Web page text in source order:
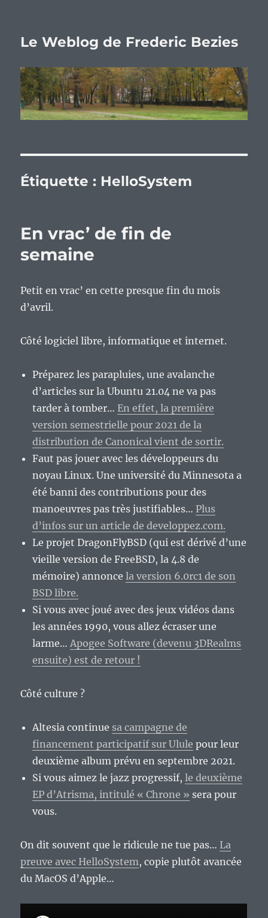
Le Weblog de Frederic Bezies
Étiquette : HelloSystem
En vrac’ de fin de
semaine
Petit en vrac’ en cette presque fin du mois
d’avril.
Côté logiciel libre, informatique et internet.
Préparez les parapluies, une avalanche
d’articles sur la Ubuntu 21.04 ne va pas
tarder à tomber…En effet, la première
version semestrielle pour 2021 de la
distribution de Canonical vient de sortir.
Faut pas jouer avec les développeurs du
noyau Linux. Une université du Minnesota a
été banni des contributions pour des
manoeuvres pas très justifiables… Plus
d’infos sur un article de developpez.com.
Le projet DragonFlyBSD (qui est dérivé d’une
vieille version de FreeBSD, la 4.8 de
mémoire) annoncela version 6.0rc1 de son
BSD libre.
Si vous avec joué avec des jeux vidéos dans
les années 1990, vous allez écraser une
larme…Apogee Software (devenu 3DRealms
ensuite) est de retour !
Côté culture ?
Altesia continue sa campagne de
financement participatif sur Ulule pour leur
deuxième album prévu en septembre 2021.
Si vous aimez le jazz progressif,le deuxième
EP d’Atrisma, intitulé « Chrone » sera pour
vous.
On dit souvent que le ridicule ne tue pas… La
preuve avec HelloSystem, copie plutôt avancée
du MacOS d’Apple…